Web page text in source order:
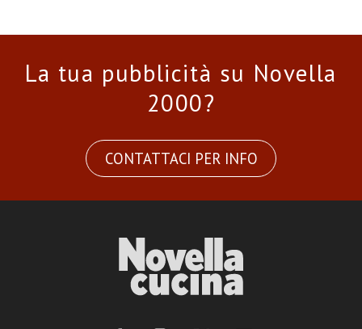
La tua pubblicità su Novella
2000?
CONTATTACI PER INFO